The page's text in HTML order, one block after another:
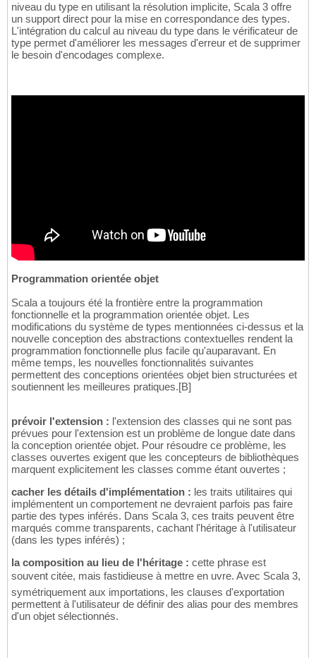
niveau du type en utilisant la résolution implicite, Scala 3 offre
un support direct pour la mise en correspondance des types.
L'intégration du calcul au niveau du type dans le vérificateur de
type permet d'améliorer les messages d'erreur et de supprimer
le besoin d'encodages complexe.
Programmation orientée objet
Scala a toujours été la frontière entre la programmation
fonctionnelle et la programmation orientée objet. Les
modifications du système de types mentionnées ci-dessus et la
nouvelle conception des abstractions contextuelles rendent la
programmation fonctionnelle plus facile qu'auparavant. En
même temps, les nouvelles fonctionnalités suivantes
permettent des conceptions orientées objet bien structurées et
soutiennent les meilleures pratiques.[B]
prévoir l'extension : l'extension des classes qui ne sont pas
prévues pour l'extension est un problème de longue date dans
la conception orientée objet. Pour résoudre ce problème, les
classes ouvertes exigent que les concepteurs de bibliothèques
marquent explicitement les classes comme étant ouvertes ;
cacher les détails d'implémentation : les traits utilitaires qui
implémentent un comportement ne devraient parfois pas faire
partie des types inférés. Dans Scala 3, ces traits peuvent être
marqués comme transparents, cachant l'héritage à l'utilisateur
(dans les types inférés) ;
la composition au lieu de l'héritage : cette phrase est
souvent citée, mais fastidieuse à mettre en uvre. Avec Scala 3,
symétriquement aux importations, les clauses d'exportation
permettent à l'utilisateur de définir des alias pour des membres
d'un objet sélectionnés.